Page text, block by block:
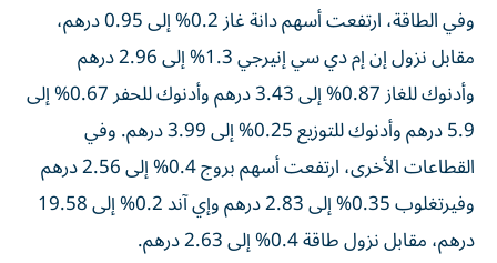
وفي الطاقة، ارتفعت أسهم دانة غاز 0.2% إلى 0.95 درهم،
مقابل نزول إن إم دي سي إنيرجي 1.3% إلى 2.96 درهم
وأدنوك للغاز 0.87% إلى 3.43 درهم وأدنوك للحفر 0.67% إلى
5.9 درهم وأدنوك للتوزيع 0.25% إلى 3.99 درهم. وفي
القطاعات الأخرى، ارتفعت أسهم بروج 0.4% إلى 2.56 درهم
وفيرتغلوب 0.35% إلى 2.83 درهم وإي آند 0.2% إلى 19.58
درهم، مقابل نزول طاقة 0.4% إلى 2.63 درهم.